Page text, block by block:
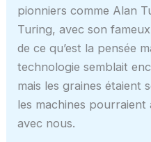
pionniers comme Alan
Turing, avec son
de ce qu’est la pensée
technologie semblait
mais les graines étaient
les machines
avec nous.